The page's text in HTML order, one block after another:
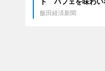
飯田経済新聞